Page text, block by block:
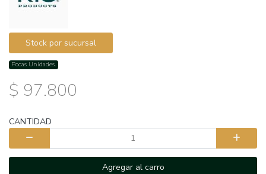
Stock por sucursal
Pocas Unidades.
$ 97.800
CANTIDAD
Agregar al carro